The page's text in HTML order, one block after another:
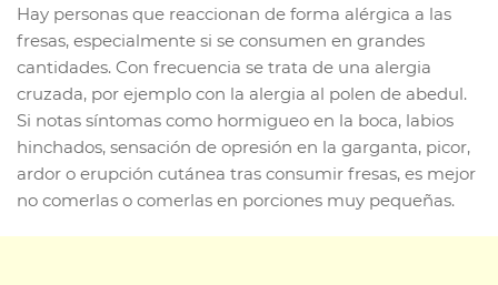
Hay personas que reaccionan de forma alérgica a las
fresas, especialmente si se consumen en grandes
cantidades. Con frecuencia se trata de una alergia
cruzada, por ejemplo con la alergia al polen de abedul.
Si notas síntomas como hormigueo en la boca, labios
hinchados, sensación de opresión en la garganta, picor,
ardor o erupción cutánea tras consumir fresas, es mejor
no comerlas o comerlas en porciones muy pequeñas.